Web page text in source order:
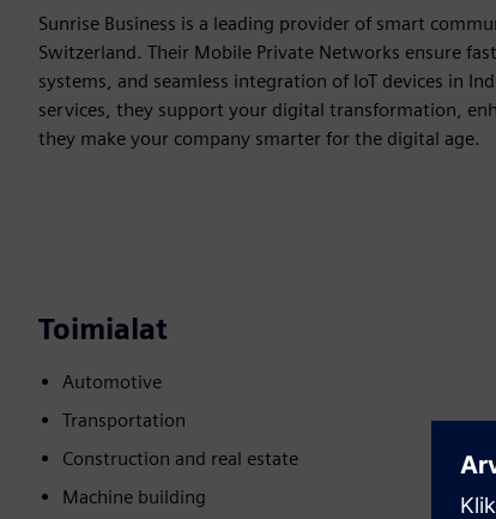
Sunrise Business is a leading provider of smart
Switzerland. Their Mobile Private Networks ensure
systems, and seamless integration of IoT devices in
services, they support your digital transformation,
they make your company smarter for the digital age.
Toimialat
Automotive
Transportation
Construction and real estate
Machine building